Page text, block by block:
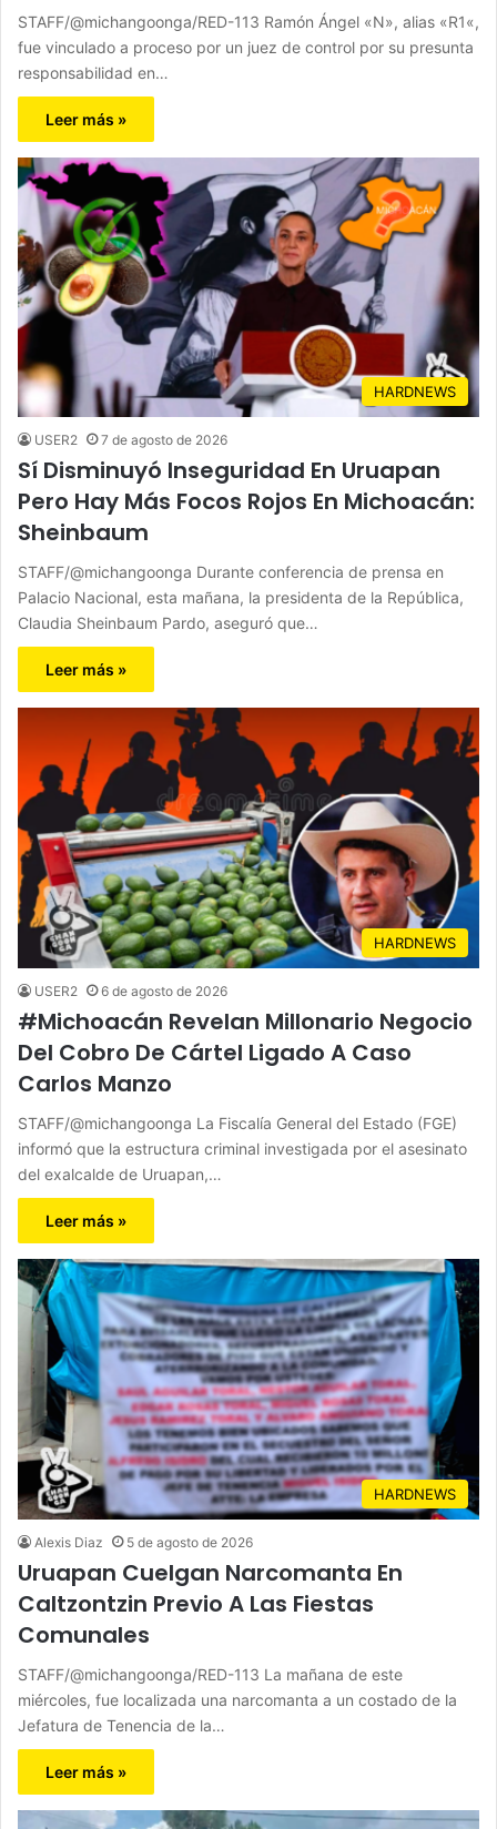
STAFF/@michangoonga/RED-113 Ramón Ángel «N», alias «R1«,
fue vinculado a proceso por un juez de control por su presunta
responsabilidad en…
Leer más »
HARDNEWS
USER2 7 de agosto de 2026
Sí Disminuyó Inseguridad En Uruapan
Pero Hay Más Focos Rojos En Michoacán:
Sheinbaum
STAFF/@michangoonga Durante conferencia de prensa en
Palacio Nacional, esta mañana, la presidenta de la República,
Claudia Sheinbaum Pardo, aseguró que…
Leer más »
HARDNEWS
USER2 6 de agosto de 2026
#Michoacán Revelan Millonario Negocio
Del Cobro De Cártel Ligado A Caso
Carlos Manzo
STAFF/@michangoonga La Fiscalía General del Estado (FGE)
informó que la estructura criminal investigada por el asesinato
del exalcalde de Uruapan,…
Leer más »
HARDNEWS
Alexis Diaz 5 de agosto de 2026
Uruapan Cuelgan Narcomanta En
Caltzontzin Previo A Las Fiestas
Comunales
STAFF/@michangoonga/RED-113 La mañana de este
miércoles, fue localizada una narcomanta a un costado de la
Jefatura de Tenencia de la…
Leer más »